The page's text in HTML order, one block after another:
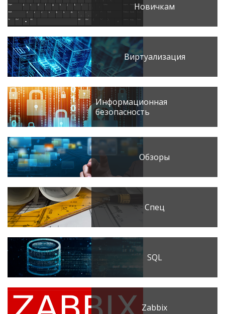
Новичкам
Виртуализация
Информационная
безопасность
Обзоры
Спец
SQL
Zabbix